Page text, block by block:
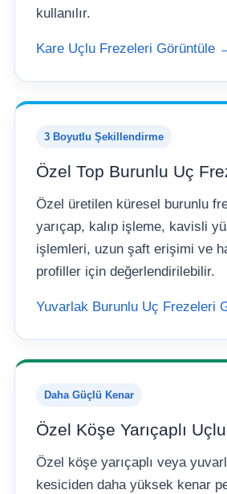
kullanılır.
Kare Uçlu Frezeleri Görüntüle
3 Boyutlu Şekillendirme
Özel Top Burunlu Uç
Özel üretilen küresel burunlu
yarıçap, kalıp işleme, kavisli
işlemleri, uzun şaft erişimi ve
profiller için değerlendirilebilir.
Yuvarlak Burunlu Uç Frezeleri
Daha Güçlü Kenar
Özel Köşe Yarıçaplı
Özel köşe yarıçaplı veya
kesiciden daha yüksek kenar